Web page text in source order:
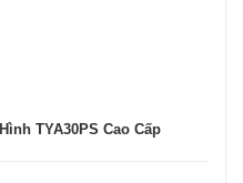
TYA30PS Cao Cấp